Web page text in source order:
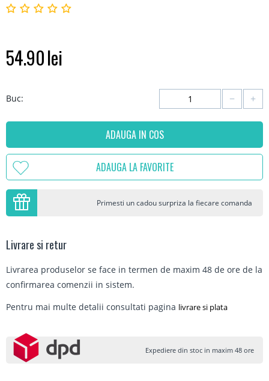
54.90lei
Buc: +
−
ADAUGA IN COS
ADAUGA LA FAVORITE
Primesti un cadou surpriza la fiecare comanda
Livrare si retur
Livrarea produselor se face in termen de maxim 48 de ore de la
confirmarea comenzii in sistem.
Pentru mai multe detalii consultati pagina livrare si plata
Expediere din stoc in maxim 48 ore